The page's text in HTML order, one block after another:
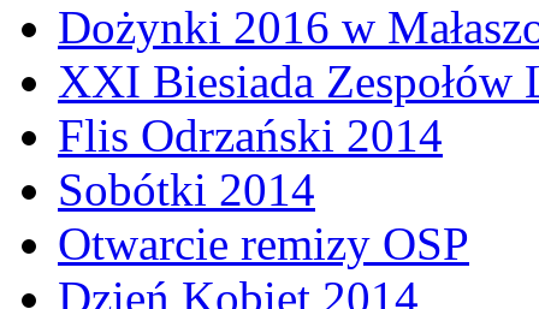
Dożynki 2016 w
XXI Biesiada Zespołów
Flis Odrzański 2014
Sobótki 2014
Otwarcie remizy OSP
Dzień Kobiet 2014